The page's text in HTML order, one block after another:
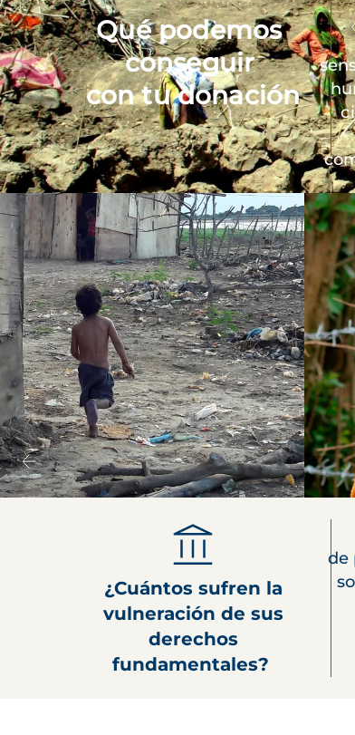
Qué podemos
conseguir
con tu donación
¿Cuántos sufren la
vulneración de sus
derechos
fundamentales?
de